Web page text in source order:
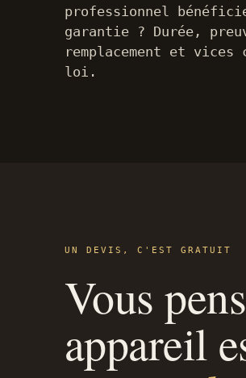
professionnel
garantie ? Durée,
remplacement et
loi.
UN DEVIS, C'EST GRATUIT
Vous
appareil